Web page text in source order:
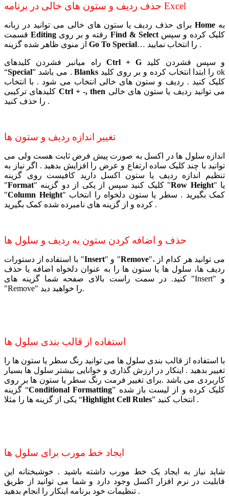
حذف ردیف و ستون های خالی در برنامه Excel
Home
قسمتEditing Find & Selectکلیک کرده و سپس
Go To Special … را انتخاب نمایید .
Ctrl + G
“Special ” می باشد .Blanks
کلیک کنید . ردیف و ستون های خالی انتخاب می شود . با انتخاب
Ctrl + -, then
را حذف کنید .
تغییر اندازه ردیف و ستون ها
اندازه سلول ها در اکسل به صورت پیش فرض ثابت هست ولی می
توانید با چند کلیک ساده ارتفاع و عرض را افزایش بدهید . اگر نیاز به
تنظیم اندازه ردیف یا ستون اکسل دارید کافیست روی گزینه
"Format " کلیک کنیدسپس از یکی از دو گزینه "Row Height" یا
"Column Height" کمک بگیرید . سطر یا ستون دلخواه را انتخاب
کرده و از گزینه های نامبرده شده کمک بگیرید .
حذف و اضافه کردن ستون به ردیف و سلول ها
با استفاده از دستورات "Insert " و "Remove"، می توانید هر کدام از
ردیف ها، سلول ها یا ستون ها را به عنوان دلخواه اضافه یا حذف
کنید. در سمت راست بالای صفحه شما گزینه های "Insert" و
"Remove" را خواهید دید.
استفاده از قالب بندی سلول ها
با استفاده از قالب بندی سلول ها می توانید رنگ سطر یا ستون ها را
تغییر بدهید . اینکار در ارزش گذاری و خوانایی بیشتر سلول ها بسیار
کاربردی می باشد .برای تغییر فرمت رنگ سطر یا ستون ها بر روی
گزینه “Conditional Formatting” کلیک کرده و از لیست باز شده
یکی از گزینه ها را مثلا “Highlight Cell Rules ” انتخاب کنید .
ایجاد خط مورب برای سلول ها
شاید نیاز به ایجاد یک خط مورب داشته باشید . خوشبختانه این
قابلیت در نرم افزار اکسل وجود دارد و شما می توانید از طریق
تنظیمات خود برنامه اینکار را انجام بدهید .